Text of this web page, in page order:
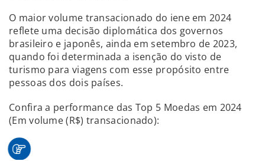
O maior volume transacionado do iene em 2024
reflete uma decisão diplomática dos governos
brasileiro e japonês, ainda em setembro de 2023,
quando foi determinada a isenção do visto de
turismo para viagens com esse propósito entre
pessoas dos dois países.
Confira a performance das Top 5 Moedas em 2024
(Em volume (R$) transacionado):